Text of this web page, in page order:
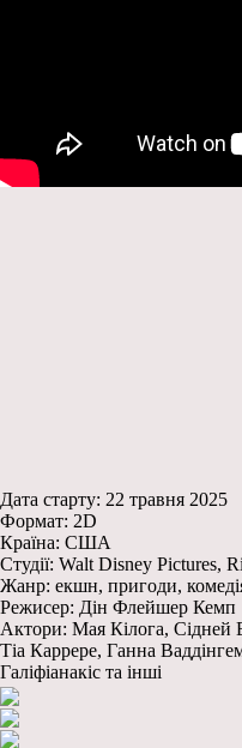
Дата старту: 22 травня 2025
Формат: 2D
Країна: США
Студії: Walt Disney Pictures,
Жанр: екшн, пригоди,
Режисер: Дін Флейшер Кемп
Актори: Мая Кілога, Сідней
Тіа Каррере, Ганна
Галіфіанакіс та інші